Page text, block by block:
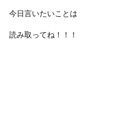
今日言いたいことは
読み取ってね！！！